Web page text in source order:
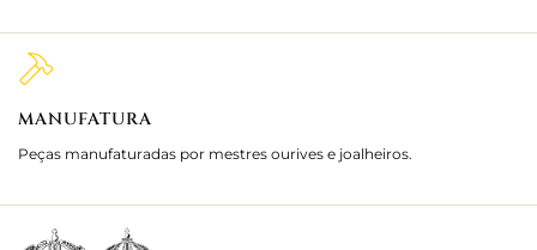
MANUFATURA
Peças manufaturadas por mestres ourives e joalheiros.